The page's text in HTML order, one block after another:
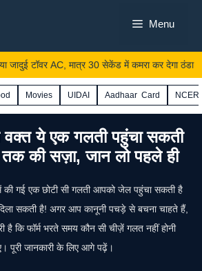
Menu
टॉवर AC, मात्र 30 सेकेंड में कमरा कर देगा ठंडा
Movies UIDAI Aadhaar Card
वक्त ये एक गलती पहुंचा सकती
की सज़ा, जान लो पहले ही
की गई एक छोटी सी गलती आपको जेल पहुंचा सकती है
सकती है! अगर आप कानूनी पचड़े से बचना चाहते हैं,
है कि फॉर्म भरते समय कौन सी चीज़ें गलत नहीं होनी
पूरी जानकारी के लिए आगे पढ़ें।